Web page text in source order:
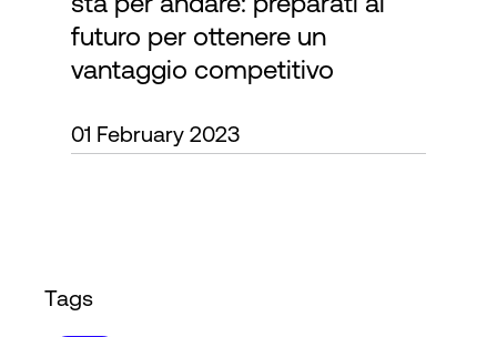
Chi Siamo
futuro per ottenere un
vantaggio competitivo
01 February 2023
Tags